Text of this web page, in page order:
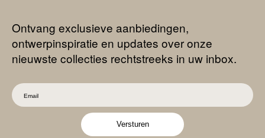
Ontvang exclusieve aanbiedingen,
ontwerpinspiratie en updates over onze
nieuwste collecties rechtstreeks in uw inbox.
Versturen